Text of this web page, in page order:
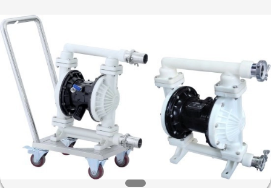
HOGAR
PRODUCTOS
SOBRE
NOSOTROS
Proveedor.
Copyright
©
2020
2023
cosmetic-
makingmachine.com.
Rights
Reserved.